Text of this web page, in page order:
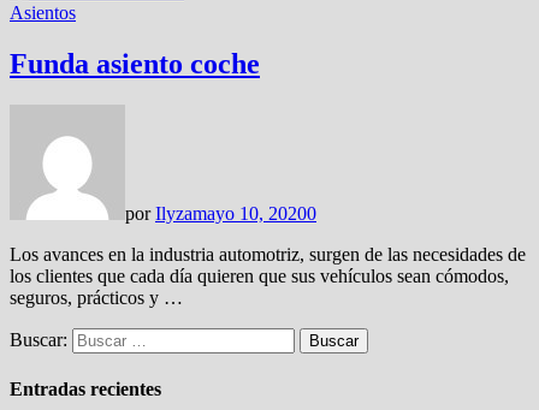
Asientos
Funda asiento coche
porIlyzamayo 10, 20200
Los avances en la industria automotriz, surgen de las necesidades de
los clientes que cada día quieren que sus vehículos sean cómodos,
seguros, prácticos y …
Buscar:
Entradas recientes